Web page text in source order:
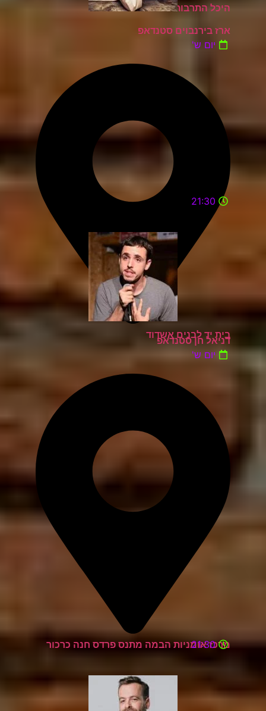
היכל התרבות כפר סבא
ארז בירנבוים סטנדאפ
יום ש'
בית יד לבנים אשדוד
21:30
דניאל חן סטנדאפ
יום ש'
מרכז אומניות הבמה מתנס פרדס חנה כרכור
21:30